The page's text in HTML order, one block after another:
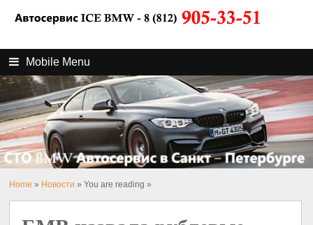
Mobile Menu
Home » Новости » You are reading »